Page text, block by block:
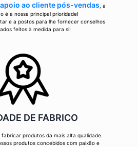
apoio ao cliente pós-vendas , a
é a nossa principal prioridade!
e a postos para lhe fornecer conselhos
feitos à medida para si!
DE FABRICO
produtos da mais alta qualidade.
produtos concebidos com paixão e